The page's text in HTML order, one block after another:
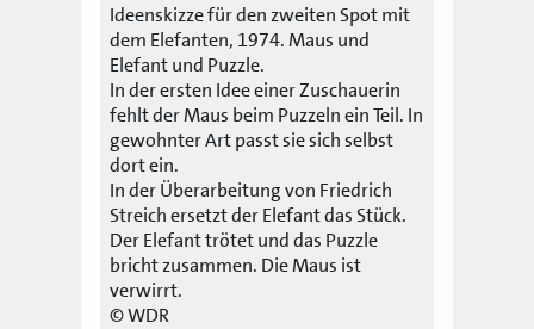
Ideenskizze für den zweiten Spot mit
dem Elefanten, 1974. Maus und
Elefant und Puzzle.
In der ersten Idee einer Zuschauerin
fehlt der Maus beim Puzzeln ein Teil. In
gewohnter Art passt sie sich selbst
dort ein.
In der Überarbeitung von Friedrich
Streich ersetzt der Elefant das Stück.
Der Elefant trötet und das Puzzle
bricht zusammen. Die Maus ist
verwirrt.
© WDR